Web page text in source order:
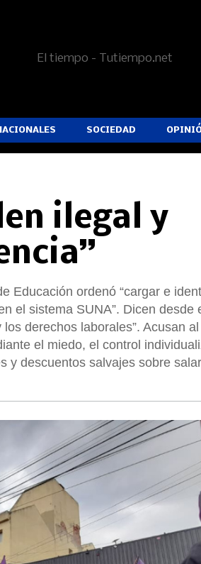
El tiempo - Tutiempo.net
SOCIEDAD
ilegal y
Educación ordenó “cargar e
el sistema SUNA”. Dicen desde
derechos laborales”. Acusan al
el miedo, el control
y descuentos salvajes sobre